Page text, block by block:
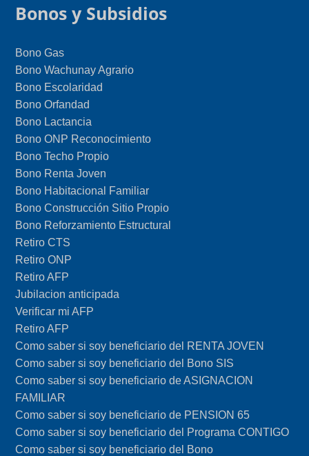
Bonos y Subsidios
Bono Gas
Bono Wachunay Agrario
Bono Escolaridad
Bono Orfandad
Bono Lactancia
Bono ONP Reconocimiento
Bono Techo Propio
Bono Renta Joven
Bono Habitacional Familiar
Bono Construcción Sitio Propio
Bono Reforzamiento Estructural
Retiro CTS
Retiro ONP
Retiro AFP
Jubilacion anticipada
Verificar mi AFP
Retiro AFP
Como saber si soy beneficiario del RENTA JOVEN
Como saber si soy beneficiario del Bono SIS
Como saber si soy beneficiario de ASIGNACION
FAMILIAR
Como saber si soy beneficiario de PENSION 65
Como saber si soy beneficiario del Programa CONTIGO
Como saber si soy beneficiario del Bono